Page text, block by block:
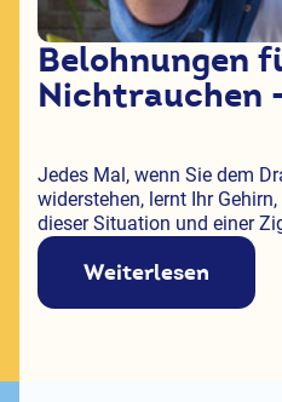
Belohnungen
Nichtrauchen
Jedes Mal, wenn Sie dem
widerstehen, lernt Ihr
dieser Situation und einer
Weiterlesen